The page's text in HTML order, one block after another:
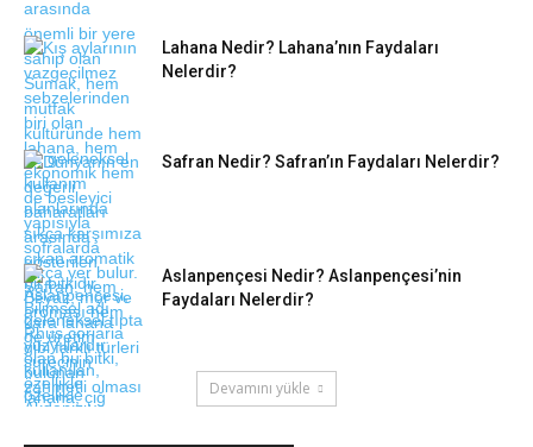
Lahana Nedir? Lahana’nın Faydaları
Nelerdir?
Safran Nedir? Safran’ın Faydaları Nelerdir?
Aslanpençesi Nedir? Aslanpençesi’nin
Faydaları Nelerdir?
Devamını yükle